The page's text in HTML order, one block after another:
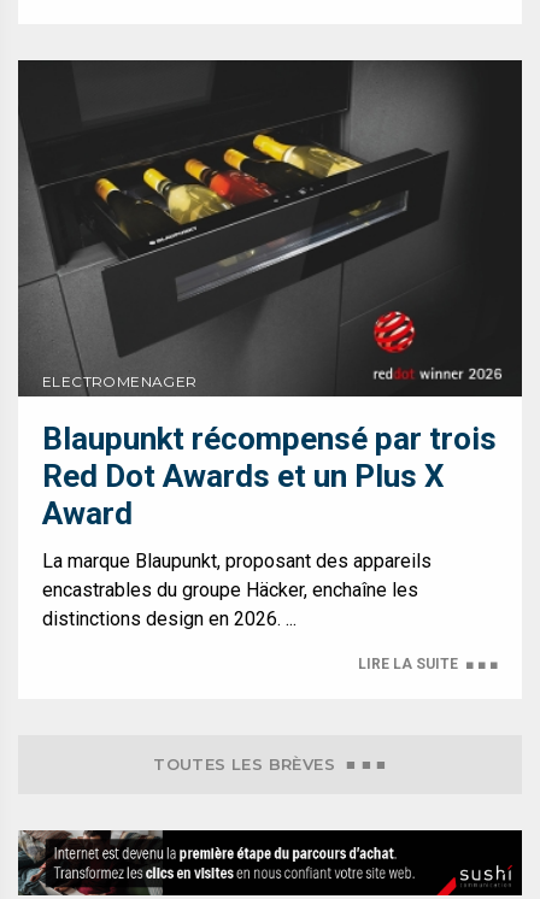
ELECTROMENAGER
Blaupunkt récompensé par trois
Red Dot Awards et un Plus X
Award
La marque Blaupunkt, proposant des appareils
encastrables du groupe Häcker, enchaîne les
distinctions design en 2026. ...
LIRE LA SUITE ■ ■ ■
TOUTES LES BRÈVES ■ ■ ■